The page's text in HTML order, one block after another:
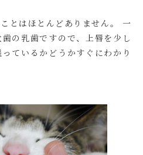
とはほとんどありません。 一
の乳歯ですので、上唇を少し
ているかどうかすぐにわかり